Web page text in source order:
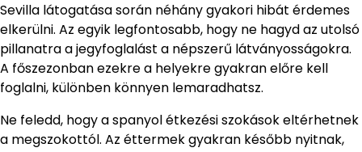
Sevilla látogatása során néhány gyakori hibát érdemes
elkerülni. Az egyik legfontosabb, hogy ne hagyd az utolsó
pillanatra a jegyfoglalást a népszerű látványosságokra.
A főszezonban ezekre a helyekre gyakran előre kell
foglalni, különben könnyen lemaradhatsz.
Ne feledd, hogy a spanyol étkezési szokások eltérhetnek
a megszokottól. Az éttermek gyakran később nyitnak,